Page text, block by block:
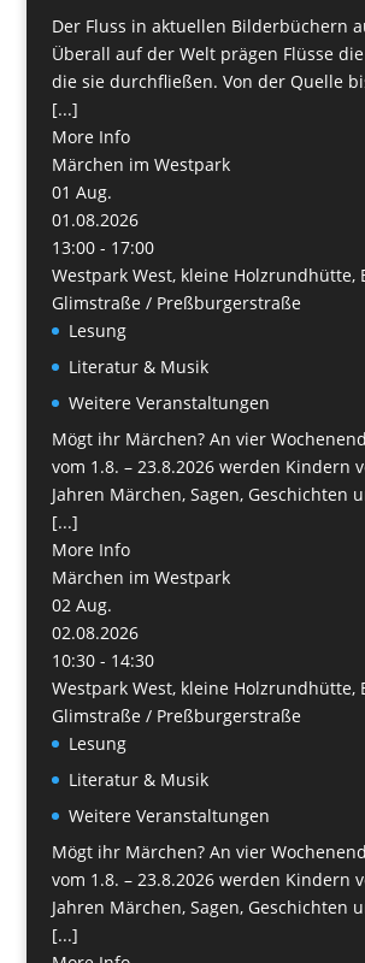
Der Fluss in aktuellen Bilderbüchern
Überall auf der Welt prägen Flüsse
die sie durchfließen. Von der Quelle
[...]
More Info
Märchen im Westpark
01 Aug.
01.08.2026
13:00 - 17:00
Westpark West, kleine Holzrundhütte,
Glimstraße / Preßburgerstraße
Lesung
Literatur & Musik
Weitere Veranstaltungen
Mögt ihr Märchen? An vier
vom 1.8. – 23.8.2026 werden Kindern
Jahren Märchen, Sagen, Geschichten
[...]
More Info
Märchen im Westpark
02 Aug.
02.08.2026
10:30 - 14:30
Westpark West, kleine Holzrundhütte,
Glimstraße / Preßburgerstraße
Lesung
Literatur & Musik
Weitere Veranstaltungen
Mögt ihr Märchen? An vier
vom 1.8. – 23.8.2026 werden Kindern
Jahren Märchen, Sagen, Geschichten
[...]